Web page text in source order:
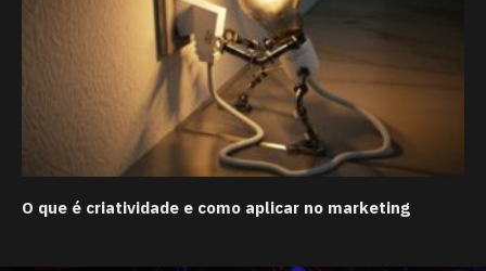
O que é criatividade e como aplicar no marketing